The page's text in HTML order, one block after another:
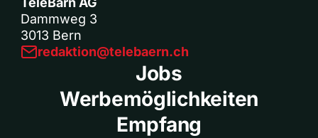
Dammweg 3
3013 Bern
redaktion@telebaern.ch
Jobs
Werbemöglichkeiten
Empfang